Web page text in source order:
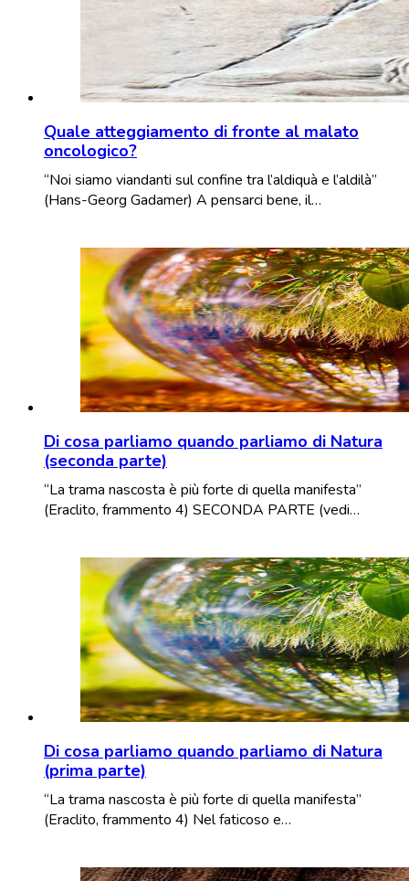
Quale atteggiamento di fronte al malato
oncologico?
“Noi siamo viandanti sul confine tra l’aldiquà e l’aldilà”
(Hans-Georg Gadamer) A pensarci bene, il…
Di cosa parliamo quando parliamo di Natura
(seconda parte)
“La trama nascosta è più forte di quella manifesta”
(Eraclito, frammento 4) SECONDA PARTE (vedi…
Di cosa parliamo quando parliamo di Natura
(prima parte)
“La trama nascosta è più forte di quella manifesta”
(Eraclito, frammento 4) Nel faticoso e…